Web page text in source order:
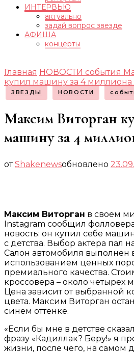
ИНТЕРВЬЮ
актуально
задай вопрос звезде
АФИША
концерты
Главная НОВОСТИ события
купил машину за 4 миллиона
ЗВЕЗДЫ НОВОСТИ
Максим Виторган
машину за 4
отShakenewsобновлено
Максим Виторган в своем
Instagram сообщил
новость: он купил себе
с детства. Выбор актера пал
Салон автомобиля выполнен
использованием ценных
премиального качества.
кроссовера – около четырех
Цена зависит от выбранной
цвета. Максим Виторган
синем оттенке.
«Если бы мне в детстве
фразу «Кадиллак? Беру!» я
жизни, после чего, на самом